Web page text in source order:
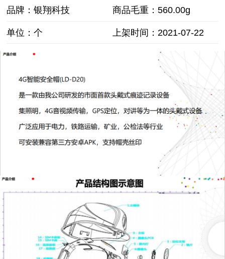
品牌：银翔科技 商品毛重： 560.00g
单位：个 上架时间：2021-07-22